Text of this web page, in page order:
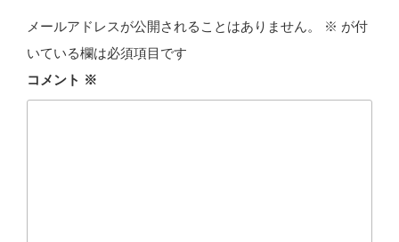
メールアドレスが公開されることはありません。 ※ が付
いている欄は必須項目です
コメント ※